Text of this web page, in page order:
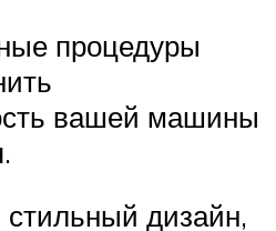
процедуры
вашей машины
дизайн,